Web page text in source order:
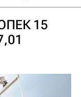
15